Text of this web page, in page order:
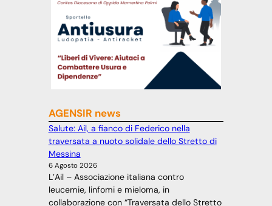
AGENSIR news
Salute: Ail, a fianco di Federico nella
traversata a nuoto solidale dello Stretto di
Messina
6 Agosto 2026
L’Ail – Associazione italiana contro
leucemie, linfomi e mieloma, in
collaborazione con “Traversata dello Stretto